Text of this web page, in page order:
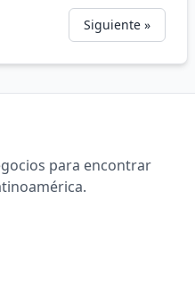
Siguiente »
para encontrar